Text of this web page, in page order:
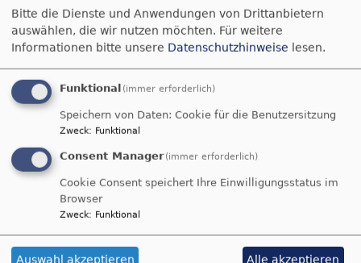
Leiter des Schulreferats
Evang.-Luth. Schulreferat
im Dekanat Coburg
Pfarrgasse 6
96450 Coburg
Telefon: (0 95 61) 80 57 0
schulreferat.coburg@elkb.de
Bitte die Dienste und Anwendungen von Drittanbietern
auswählen, die wir nutzen möchten. Für weitere
Informationen bitte unsere Datenschutzhinweise lesen.
Funktional (immer erforderlich)
Speichern von Daten: Cookie für die Benutzersitzung
Zweck: Funktional
Consent Manager (immer erforderlich)
Cookie Consent speichert Ihre Einwilligungsstatus im
Browser
Zweck: Funktional
Auswahl akzeptieren Alle akzeptieren